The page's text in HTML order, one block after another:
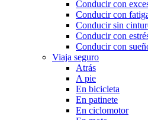
Conducir con
Conducir con
Conducir sin
Conducir con
Conducir con
Viaja seguro
Atrás
A pie
En bicicleta
En patinete
En ciclomotor